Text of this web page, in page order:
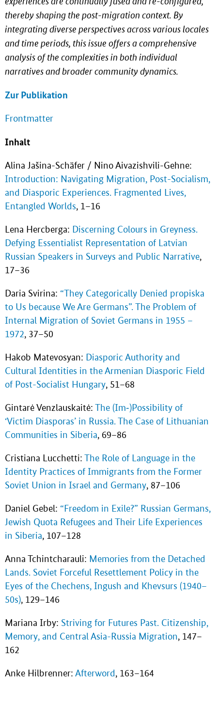
thereby shaping the post-migration context. By
integrating diverse perspectives across various locales
and time periods, this issue offers a comprehensive
analysis of the complexities in both individual
narratives and broader community dynamics.
Zur Publikation
Frontmatter
Inhalt
Alina Jašina-Schäfer / Nino Aivazishvili-Gehne:
Introduction: Navigating Migration, Post-Socialism,
and Diasporic Experiences. Fragmented Lives,
Entangled Worlds, 1–16
Lena Hercberga: Discerning Colours in Greyness.
Defying Essentialist Representation of Latvian
Russian Speakers in Surveys and Public Narrative,
17–36
Daria Svirina: “They Categorically Denied propiska
to Us because We Are Germans”. The Problem of
Internal Migration of Soviet Germans in 1955 –
1972, 37–50
Hakob Matevosyan: Diasporic Authority and
Cultural Identities in the Armenian Diasporic Field
of Post-Socialist Hungary, 51–68
Gintarė Venzlauskaitė: The (Im‐)Possibility of
‘Victim Diasporas’ in Russia. The Case of Lithuanian
Communities in Siberia, 69–86
Cristiana Lucchetti: The Role of Language in the
Identity Practices of Immigrants from the Former
Soviet Union in Israel and Germany, 87–106
Daniel Gebel: “Freedom in Exile?” Russian Germans,
Jewish Quota Refugees and Their Life Experiences
in Siberia, 107–128
Anna Tchintcharauli: Memories from the Detached
Lands. Soviet Forceful Resettlement Policy in the
Eyes of the Chechens, Ingush and Khevsurs (1940–
50s), 129–146
Mariana Irby: Striving for Futures Past. Citizenship,
Memory, and Central Asia-Russia Migration, 147–
162
Anke Hilbrenner: Afterword, 163–164